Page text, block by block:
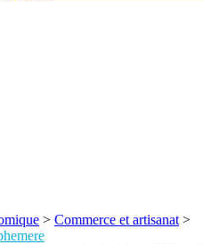
> Commerce et artisanat >